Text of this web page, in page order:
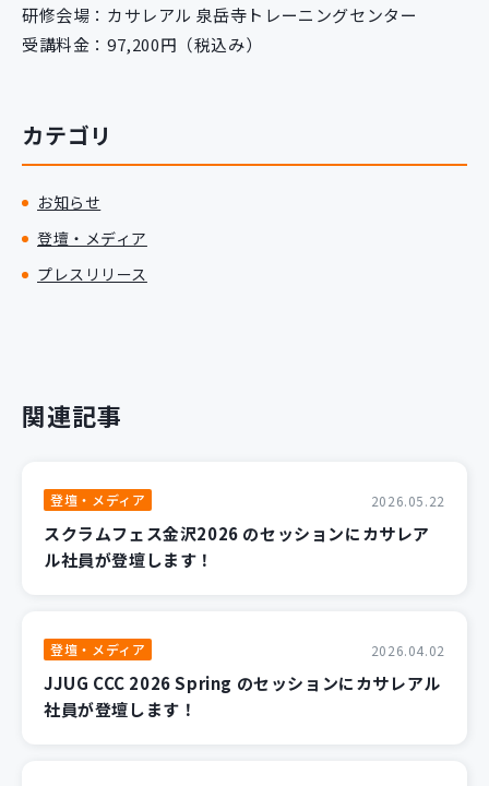
研修会場：カサレアル 泉岳寺トレーニングセンター
受講料金：97,200円（税込み）
カテゴリ
お知らせ
登壇・メディア
プレスリリース
関連記事
登壇・メディア 2026.05.22
スクラムフェス金沢2026 のセッションにカサレア
ル社員が登壇します！
登壇・メディア 2026.04.02
JJUG CCC 2026 Spring のセッションにカサレアル
社員が登壇します！